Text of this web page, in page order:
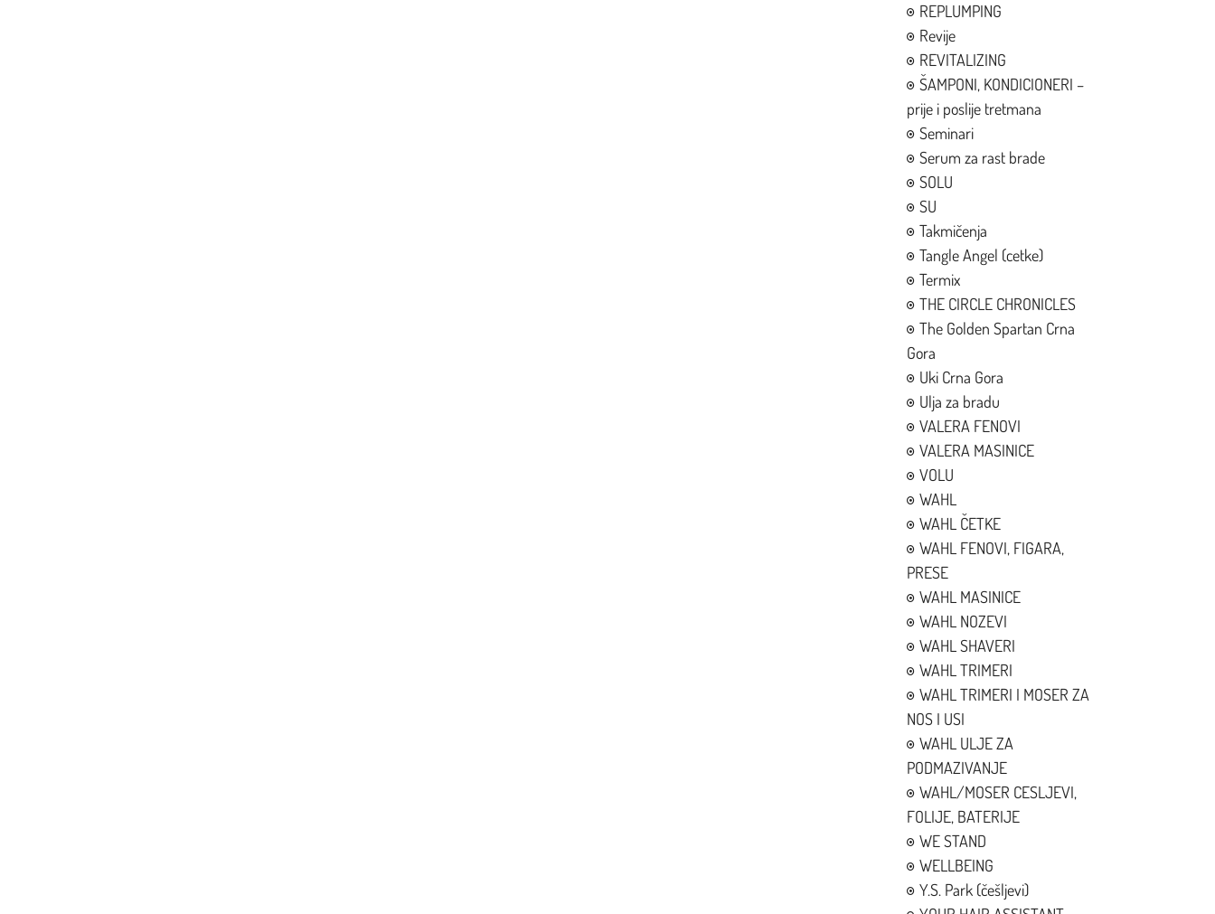
REPLUMPING
Revije
REVITALIZING
ŠAMPONI, KONDICIONERI –
prije i poslije tretmana
Seminari
Serum za rast brade
SOLU
SU
Takmičenja
Tangle Angel (cetke)
Termix
THE CIRCLE CHRONICLES
The Golden Spartan Crna
Gora
Uki Crna Gora
Ulja za bradu
VALERA FENOVI
VALERA MASINICE
VOLU
WAHL
WAHL ČETKE
WAHL FENOVI, FIGARA,
PRESE
WAHL MASINICE
WAHL NOZEVI
WAHL SHAVERI
WAHL TRIMERI
WAHL TRIMERI I MOSER ZA
NOS I USI
WAHL ULJE ZA
PODMAZIVANJE
WAHL/MOSER CESLJEVI,
FOLIJE, BATERIJE
WE STAND
WELLBEING
Y.S. Park (češljevi)